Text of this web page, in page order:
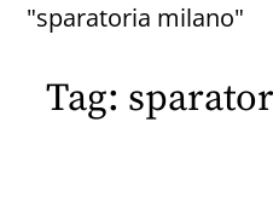
"sparatoria milano"
Tag: